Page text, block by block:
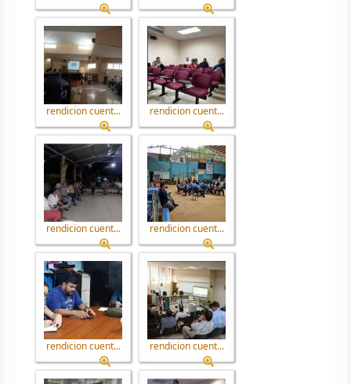
rendicion cuent... rendicion cuent...
rendicion cuent... rendicion cuent...
rendicion cuent... rendicion cuent...